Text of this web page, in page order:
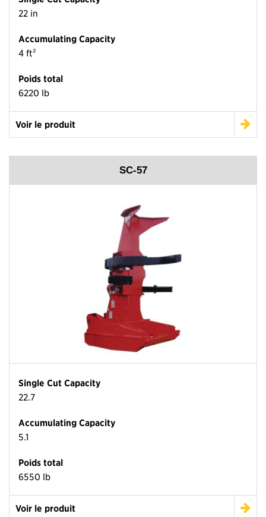
22 in
Accumulating Capacity
4 ft²
Poids total
6220 lb
Voir le produit
SC-57
Single Cut Capacity
22.7
Accumulating Capacity
5.1
Poids total
6550 lb
Voir le produit